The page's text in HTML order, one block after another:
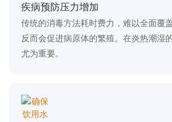
疾病预防压力增加
传统的消毒方法耗时费力，难以全面覆
反而会促进病原体的繁殖。在炎热潮湿
尤为重要。